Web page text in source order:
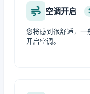
空调开启
您将感到很舒适，一
开启空调。